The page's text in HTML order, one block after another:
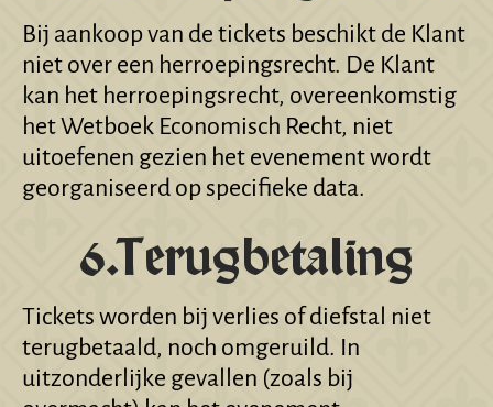
Bij aankoop van de tickets beschikt de Klant
niet over een herroepingsrecht. De Klant
kan het herroepingsrecht, overeenkomstig
het Wetboek Economisch Recht, niet
uitoefenen gezien het evenement wordt
georganiseerd op specifieke data.
6.Terugbetaling
Tickets worden bij verlies of diefstal niet
terugbetaald, noch omgeruild. In
uitzonderlijke gevallen (zoals bij